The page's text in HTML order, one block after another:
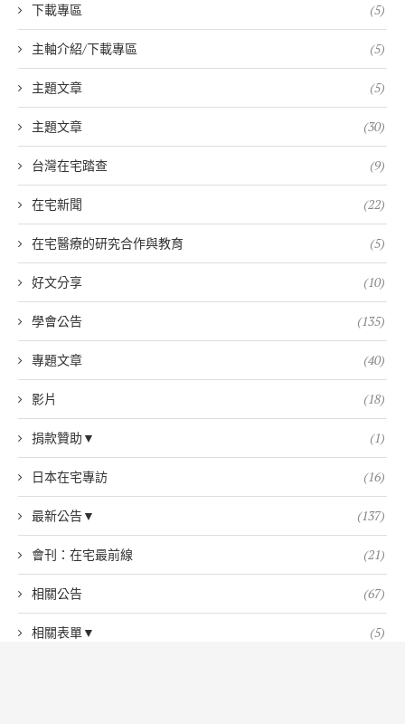
下載專區 (5)
主軸介紹/下載專區 (5)
主題文章 (5)
主題文章 (30)
台灣在宅踏查 (9)
在宅新聞 (22)
在宅醫療的研究合作與教育 (5)
好文分享 (10)
學會公告 (135)
專題文章 (40)
影片 (18)
捐款贊助▼ (1)
日本在宅專訪 (16)
最新公告▼ (137)
會刊：在宅最前線 (21)
相關公告 (67)
相關表單▼ (5)